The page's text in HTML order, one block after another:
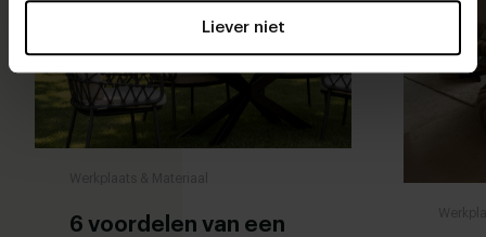
Liever niet
6 voordelen van een
Werkplaats & Materiaal